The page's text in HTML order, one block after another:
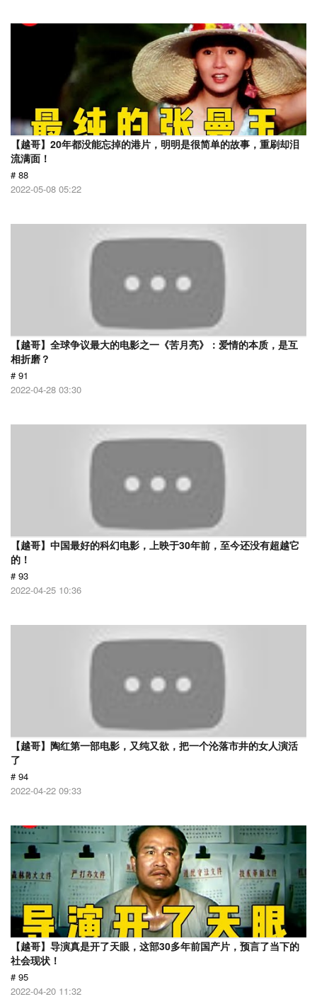
【越哥】20年都没能忘掉的港片，明明是很简单的故事，重刷却泪
流满面！
# 88
2022-05-08 05:22
【越哥】全球争议最大的电影之一《苦月亮》：爱情的本质，是互
相折磨？
# 91
2022-04-28 03:30
【越哥】中国最好的科幻电影，上映于30年前，至今还没有超越它
的！
# 93
2022-04-25 10:36
【越哥】陶红第一部电影，又纯又欲，把一个沦落市井的女人演活
了
# 94
2022-04-22 09:33
【越哥】导演真是开了天眼，这部30多年前国产片，预言了当下的
社会现状！
# 95
2022-04-20 11:32